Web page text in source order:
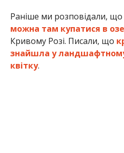
Раніше ми розповідали, що
можна там купатися в
Кривому Розі. Писали, що
знайшла у ландшафтному
квітку.